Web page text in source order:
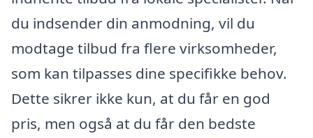
du indsender din anmodning, vil du
modtage tilbud fra flere virksomheder,
som kan tilpasses dine specifikke behov.
Dette sikrer ikke kun, at du får en god
pris, men også at du får den bedste